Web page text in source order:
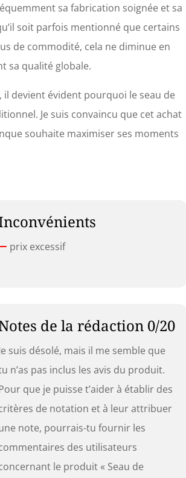
sa fabrication soignée et sa
soit parfois mentionné que certains
de commodité, cela ne diminue en
sa qualité globale.
devient évident pourquoi le seau de
Je suis convaincu que cet achat
souhaite maximiser ses moments
prix excessif
de la rédaction 0/20
suis désolé, mais il me semble que
n’as pas inclus les avis du produit.
que je puisse t’aider à établir des
de notation et à leur attribuer
note, pourrais-tu fournir les
des utilisateurs
le produit « Seau de